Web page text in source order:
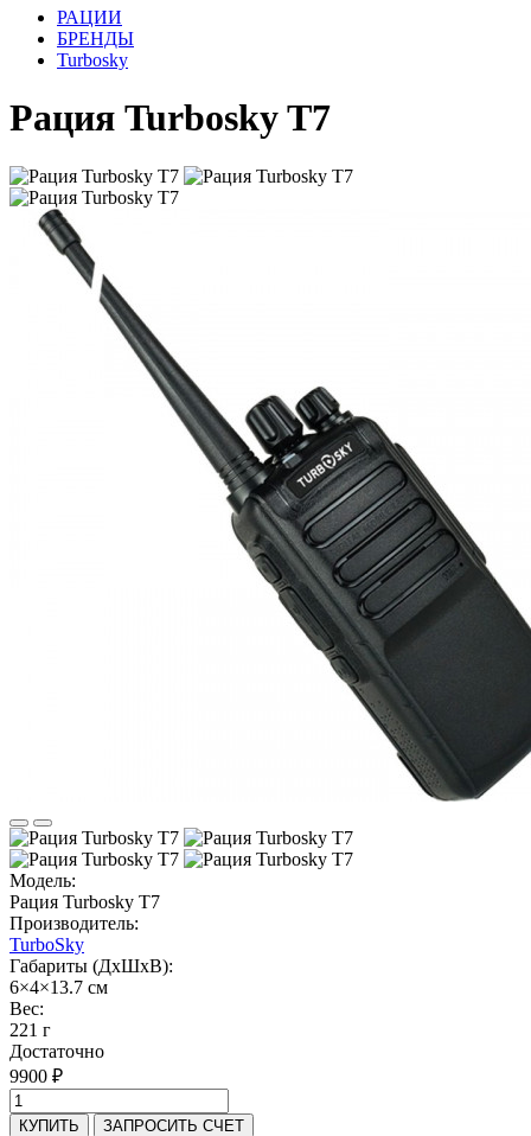
РАЦИИ
БРЕНДЫ
Turbosky
Рация Turbosky T7
Модель:
Рация Turbosky T7
Производитель:
TurboSky
Габариты (ДхШхВ):
6×4×13.7 см
Вес:
221 г
Достаточно
9900 ₽
КУПИТЬ ЗАПРОСИТЬ СЧЕТ